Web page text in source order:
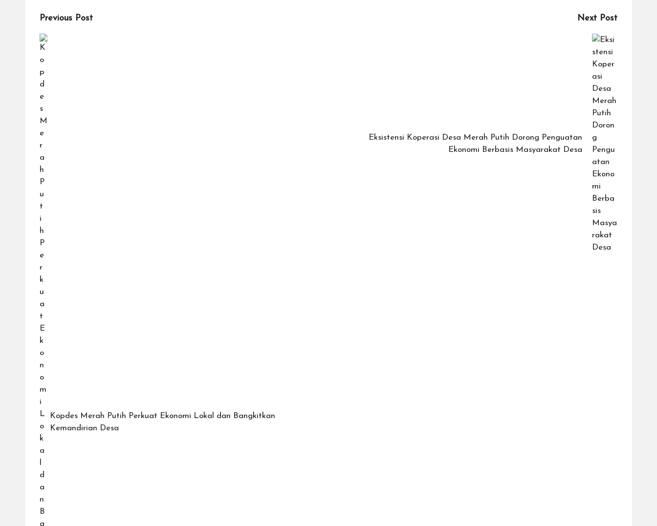
Post
navigation
Previous Post
Kopdes Merah Putih Perkuat Ekonomi Lokal dan Bangkitkan
Kemandirian Desa
Next Post
Eksistensi Koperasi Desa Merah Putih Dorong Penguatan
Ekonomi Berbasis Masyarakat Desa